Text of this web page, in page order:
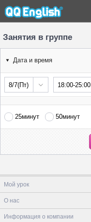
Занятия в группе
Дата и время
8/7(Пт) 18:00-25:00
25минут 50минут
Мой урок
О нас
Информация о компании